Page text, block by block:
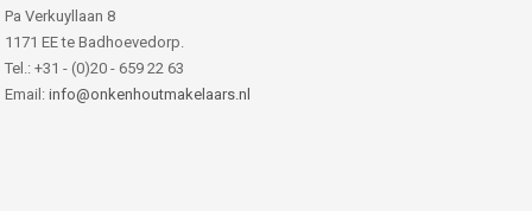
Pa Verkuyllaan 8
1171 EE te Badhoevedorp.
Tel.: +31 - (0)20 - 659 22 63
Email: info@onkenhoutmakelaars.nl